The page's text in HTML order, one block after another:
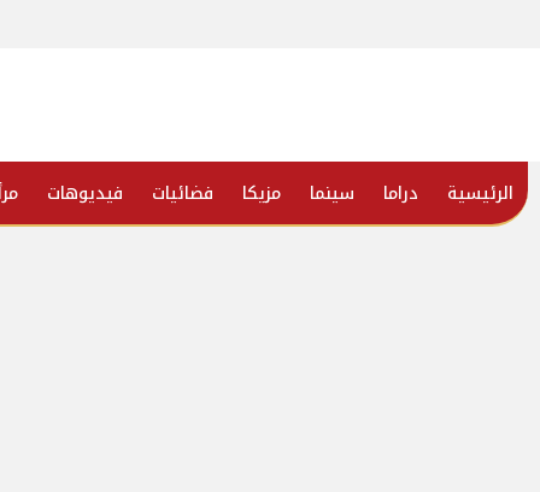
الرئيسية دراما سينما مزيكا فضائيات فيديوهات